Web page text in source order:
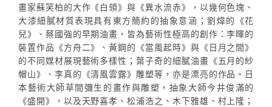
畫家蘇笑柏的大作《白領》與《異水流赤》，以幾何色塊、
大漆細膩材質表現具有東方簡約的抽象意涵；劉煒的《花
兒》、蔡國強的早期油畫，皆為藝術性極高的創作：李暉的
裝置作品《方舟二》、黃鋼的《當風起時》與《日月之間》
的不同媒材展現藝術多樣性；葉子奇的細膩油畫《五月的紗
帽山》、李真的《清風雲露》雕塑等，亦是漂亮的作品。日
本藝術大師草間彌生的畫作與雕塑，抽象大師今井俊滿的
《盛開》，以及天野喜孝、松浦浩之、木下雅雄、村上隆；